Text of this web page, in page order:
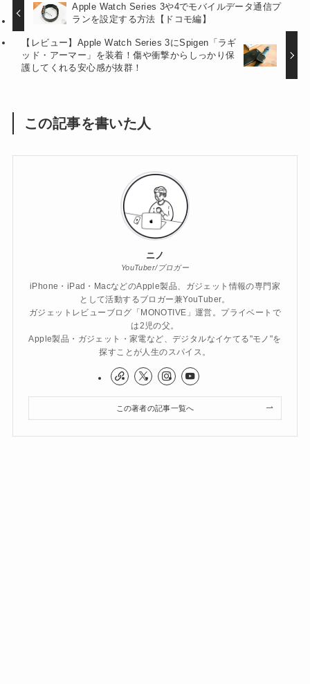
Apple Watch Series 3や4でモバイルデータ通信プ
ランを設定する方法【ドコモ編】
【レビュー】Apple Watch Series 3にSpigen「ラギ
ッド・アーマー」を装着！傷や衝撃からしっかり保
護してくれる安心感が抜群！
この記事を書いた人
ニノ
YouTuber/ブロガー
iPhone・iPad・MacなどのApple製品、ガジェット情報の専門家
として活動するブロガー兼YouTuber。
ガジェットレビューブログ「MONOTIVE」運営。プライベートで
は2児の父。
Apple製品・ガジェット・家電など、デジタルなイケてる"モノ"を
探すことが人生のスパイス。
この著者の記事一覧へ